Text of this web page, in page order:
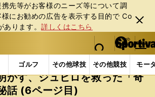
先等がお客様のニーズ等について調
にお勧めの広告を表⽰する⽬的で Co
あります。詳しくはこちら
閉じ
る
web Sportiva (webスポルティーバ)
検索
マイペ
ー
ジ
メニュ
ゴルフ その他球技 その他競技 モー
事一覧 Jリーグ他 Jリーグ 名波浩
かす、ジュビロを救った「奇
話 (6ページ目)